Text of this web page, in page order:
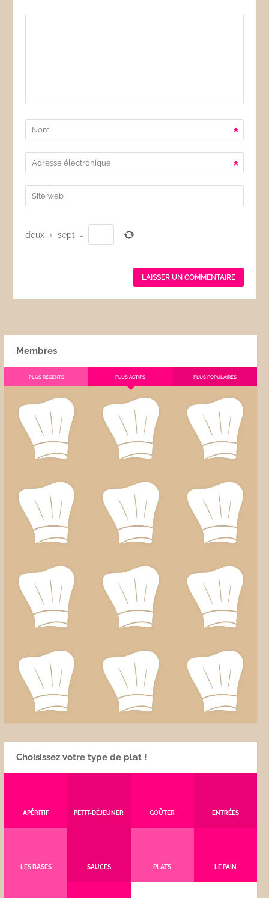
*
*
deux + sept =
Membres
PLUS RÉCENTS PLUS ACTIFS PLUS POPULAIRES
Choisissez votre type de plat !
APÉRITIF PETIT-DÉJEUNER GOÛTER ENTRÉES
LES BASES SAUCES PLATS LE PAIN